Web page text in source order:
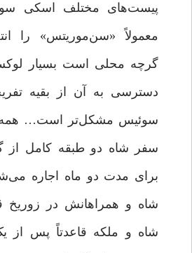
پیست‌های مختلف اسکی
معمولاً «سن‌موریتس» را
گرچه محلی است بسیار
دسترسی به آن از بقیه
سوئیس مشکل‌تر است… همه
سفر شاه دو طبقه کامل از
برای مدت دو ماه اجاره
شاه و همراهانش در زوریخ
شاه و ملکه قاعدتاً پس از